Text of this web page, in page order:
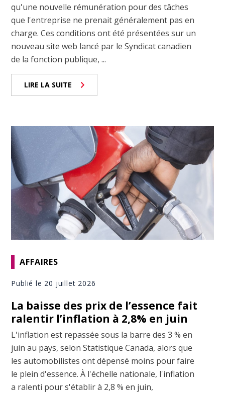
qu'une nouvelle rémunération pour des tâches
que l'entreprise ne prenait généralement pas en
charge. Ces conditions ont été présentées sur un
nouveau site web lancé par le Syndicat canadien
de la fonction publique, ...
LIRE LA SUITE
AFFAIRES
Publié le 20 juillet 2026
La baisse des prix de l’essence fait
ralentir l’inflation à 2,8% en juin
L'inflation est repassée sous la barre des 3 % en
juin au pays, selon Statistique Canada, alors que
les automobilistes ont dépensé moins pour faire
le plein d'essence. À l'échelle nationale, l'inflation
a ralenti pour s'établir à 2,8 % en juin,